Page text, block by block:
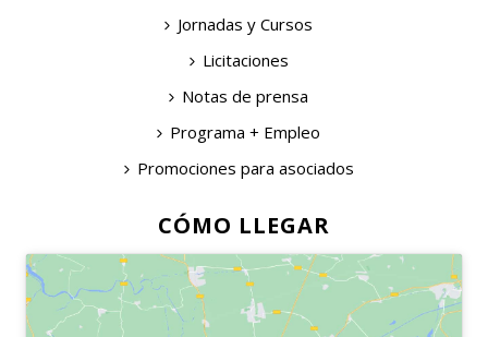
Jornadas y Cursos
Licitaciones
Notas de prensa
Programa + Empleo
Promociones para asociados
CÓMO LLEGAR